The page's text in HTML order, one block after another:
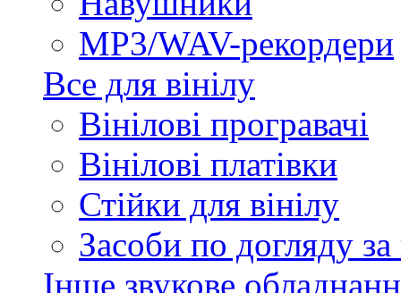
MP3/WAV-рекордери
Все для вінілу
Вінілові програвачі
Вінілові платівки
Стійки для вінілу
Засоби по догляду за
Інше звукове